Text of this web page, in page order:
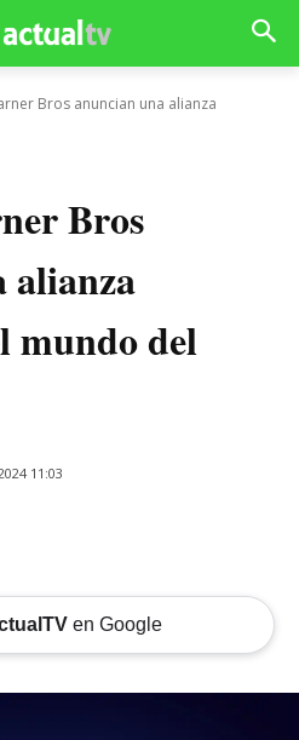
Bros anuncian una alianza
Bros
alianza
mundo del
11:03
en Google